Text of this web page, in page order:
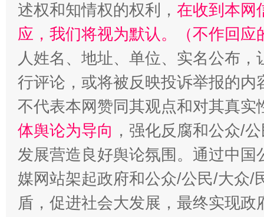
述权和知情权的权利， 在收到本网
应，我们将视为默认。（不作回应
人姓名、地址、单位、实名公布
行评论，或将被反映投诉举报的
不代表本网赞同其观点和对其真实
体舆论为导向 ，强化反腐和公众/
发展营造良好舆论氛围。通过中
媒网站架起政府和公众/公民/大众/
盾，促进社会大发展，最终实现